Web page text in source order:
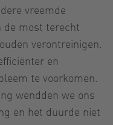
vreemde
de most terecht
verontreinigen.
en
te voorkomen.
wendden we ons
en het duurde niet